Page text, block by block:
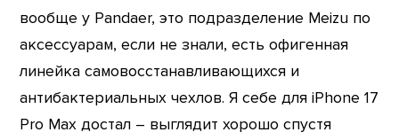
вообще у Pandaer, это подразделение Meizu по
аксессуарам, если не знали, есть офигенная
линейка самовосстанавливающихся и
антибактериальных чехлов. Я себе для iPhone 17
Pro Max достал – выглядит хорошо спустя